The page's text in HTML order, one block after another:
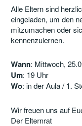
Alle Eltern sind
eingeladen, um den
mitzumachen oder
kennenzulernen.
Wann: Mittwoch,
Um: 19 Uhr
Wo: in der Aula / 1.
Wir freuen uns auf
Der Elternrat